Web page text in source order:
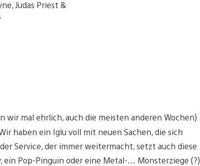
wir mal ehrlich, auch die meisten anderen Wochen)
haben ein Iglu voll mit neuen Sachen, die sich
Service, der immer weitermacht, setzt auch diese
ein Pop-Pinguin oder eine Metal-… Monsterziege (?)